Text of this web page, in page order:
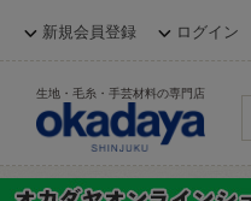
新規会員登録 ログイン
生地・毛糸・手芸材料の専門店